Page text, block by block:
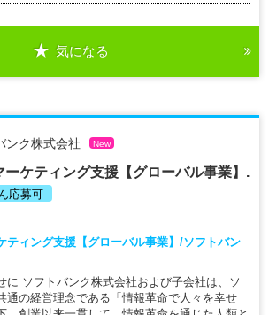
気になる
ンク株式会社 New
ーケティング支援【グローバル事業】.
応募可
ティング支援【グローバル事業】/ソフトバン
に ソフトバンク株式会社および子会社は、ソ
通の経営理念である「情報革命で人々を幸せ